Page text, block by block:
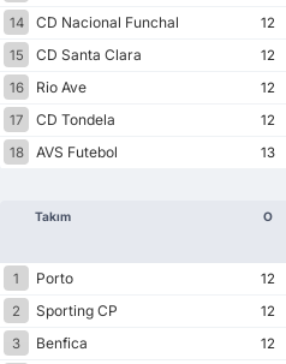
14
CD Nacional Funchal 12
15
CD Santa Clara 12
16
Rio Ave 12
17
CD Tondela 12
18
AVS Futebol 13
Takım O
1 Porto 12
2
Sporting CP 12
3
Benfica 12